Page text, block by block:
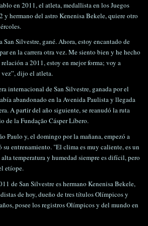
en 2011, el atleta, medallista en los Juegos
y hermano del astro Kenenisa Bekele, quiere otro
Silvestre, gané. Ahora, estoy encantado de
en la carrera otra vez. Me siento bien y he hecho
a 2011, estoy en mejor forma; voy a
dijo el atleta.
internacional de San Silvestre, ganada por el
abandonado en la Avenida Paulista y llegada
A partir del año siguiente, se reanudó la ruta
de la Fundação Cásper Líbero.
Paulo y, el domingo por la mañana, empezó a
su entrenamiento. "El clima es muy caliente, es un
temperatura y humedad siempre es difícil, pero
etíope.
de San Silvestre es hermano Kenenisa Bekele,
de hoy, dueño de tres títulos Olímpicos y
posee los registros Olímpicos y del mundo en